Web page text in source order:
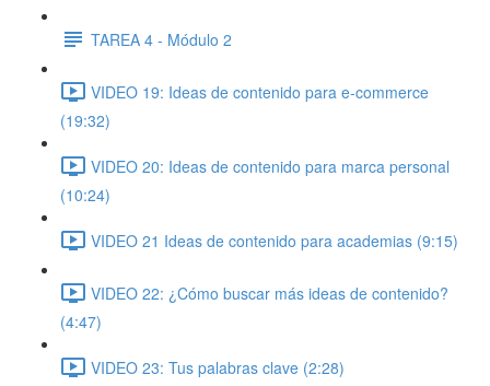
TAREA 4 - Módulo 2
VIDEO 19: Ideas de contenido para e-commerce
(19:32)
VIDEO 20: Ideas de contenido para marca personal
(10:24)
VIDEO 21 Ideas de contenido para academias (9:15)
VIDEO 22: ¿Cómo buscar más ideas de contenido?
(4:47)
VIDEO 23: Tus palabras clave (2:28)